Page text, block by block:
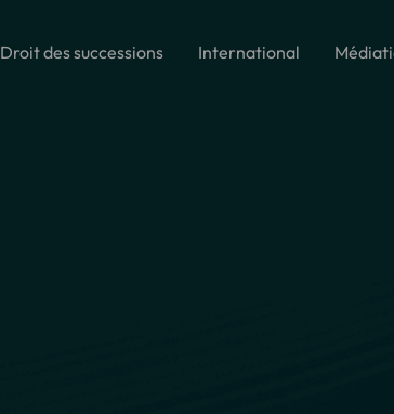
Droit des successions International